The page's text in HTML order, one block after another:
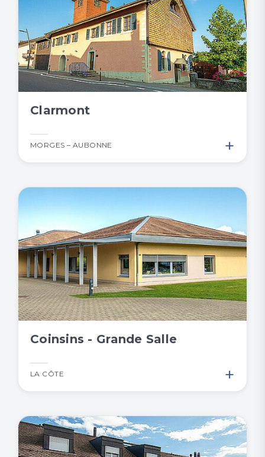
Clarmont
MORGES – AUBONNE +
Coinsins - Grande Salle
LA CÔTE +